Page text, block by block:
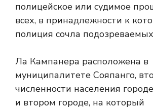
полицейское или судимое
всех, в принадлежности к
полиция сочла
Ла Кампанера расположена в
муниципалитете Сояпанго,
численности населения
и втором городе, на который